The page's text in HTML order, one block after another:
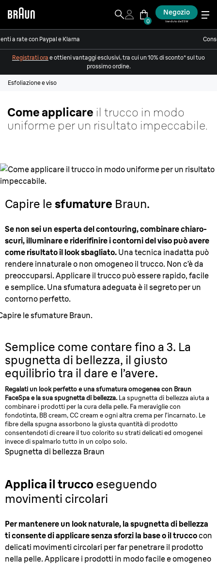
0
Negozio
Venduto da ESW
a rate con Paypal e Klarna
Registrati ora e ottieni vantaggi esclusivi, tra cui un 10% di sconto* sul tuo
prossimo ordine.
Esfoliazione e viso
Come applicare il trucco in modo
uniforme per un risultato impeccabile.
Capire le sfumature Braun.
Se non sei un esperta del contouring, combinare chiaro-
scuri, illuminare e riderifinire i contorni del viso può avere
come risultato il look sbagliato. Una tecnica inadatta può
rendere innaturale o non omogeneo il trucco. Non c’è da
preoccuparsi. Applicare il trucco può essere rapido, facile
e semplice. Una sfumatura adeguata è il segreto per un
contorno perfetto.
le sfumature Braun.
Semplice come contare fino a 3. La
spugnetta di bellezza, il giusto
equilibrio tra il dare e l’avere.
Regalati un look perfetto e una sfumatura omogenea con Braun
FaceSpa e la sua spugnetta di bellezza. La spugnetta di bellezza aiuta a
combinare i prodotti per la cura della pelle. Fa meraviglie con
fondotinta, BB cream, CC cream e ogni altra crema per l’incarnato. Le
fibre della spugna assorbono la giusta quantità di prodotto
consentendoti di creare il tuo colorito su strati delicati ed omogenei
invece di spalmarlo tutto in un colpo solo.
Spugnetta di bellezza Braun
Applica il trucco eseguendo
movimenti circolari
Per mantenere un look naturale, la spugnetta di bellezza
ti consente di applicare senza sforzi la base o il truccocon
delicati movimenti circolari per far penetrare il prodotto
nella pelle. Applicare i prodotti in modo facile e omogeneo